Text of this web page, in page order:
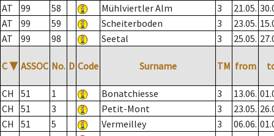
AT
99 58 Mühlviertler Alm 3 21.05.
AT
99 59 Scheiterboden 3 23.05.
AT
99 98 Seetal 3 25.05.
C ▼ ASSOC No. D Code Surname TM from
CH 51 1 Bonatchiesse 3 13.06.
CH
51 3 Petit-Mont 3 23.05.
CH
51 5 Vermeilley 3 06.06.